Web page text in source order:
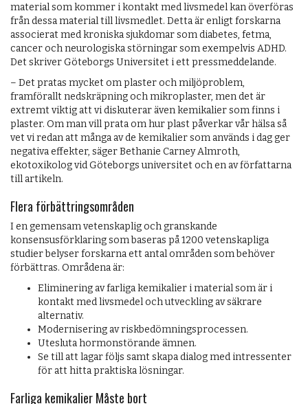
material som kommer i kontakt med livsmedel kan överföras
från dessa material till livsmedlet. Detta är enligt forskarna
associerat med kroniska sjukdomar som diabetes, fetma,
cancer och neurologiska störningar som exempelvis ADHD.
Det skriver Göteborgs Universitet i ett pressmeddelande.
– Det pratas mycket om plaster och miljöproblem,
framförallt nedskräpning och mikroplaster, men det är
extremt viktig att vi diskuterar även kemikalier som finns i
plaster. Om man vill prata om hur plast påverkar vår hälsa så
vet vi redan att många av de kemikalier som används i dag ger
negativa effekter, säger Bethanie Carney Almroth,
ekotoxikolog vid Göteborgs universitet och en av författarna
till artikeln.
Flera förbättringsområden
I en gemensam vetenskaplig och granskande
konsensusförklaring som baseras på 1200 vetenskapliga
studier belyser forskarna ett antal områden som behöver
förbättras. Områdena är:
Eliminering av farliga kemikalier i material som är i
kontakt med livsmedel och utveckling av säkrare
alternativ.
Modernisering av riskbedömningsprocessen.
Utesluta hormonstörande ämnen.
Se till att lagar följs samt skapa dialog med intressenter
för att hitta praktiska lösningar.
Farliga kemikalier Måste bort